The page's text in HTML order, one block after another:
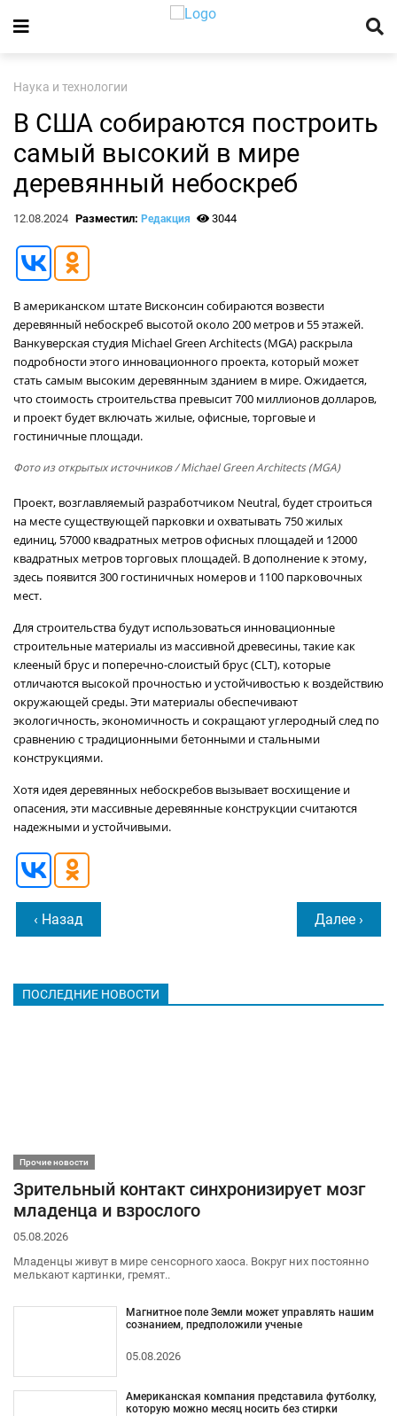
Наука и технологии
В США собираются построить
самый высокий в мире
деревянный небоскреб
12.08.2024 Разместил: Редакция 3044
В американском штате Висконсин собираются возвести
деревянный небоскреб высотой около 200 метров и 55 этажей.
Ванкуверская студия Michael Green Architects (MGA) раскрыла
подробности этого инновационного проекта, который может
стать самым высоким деревянным зданием в мире. Ожидается,
что стоимость строительства превысит 700 миллионов долларов,
и проект будет включать жилые, офисные, торговые и
гостиничные площади.
Фото из открытых источников/ Michael Green Architects (MGA)
Проект, возглавляемый разработчиком Neutral, будет строиться
на месте существующей парковки и охватывать 750 жилых
единиц, 57000 квадратных метров офисных площадей и 12000
квадратных метров торговых площадей. В дополнение к этому,
здесь появится 300 гостиничных номеров и 1100 парковочных
мест.
Для строительства будут использоваться инновационные
строительные материалы из массивной древесины, такие как
клееный брус и поперечно-слоистый брус (CLT), которые
отличаются высокой прочностью и устойчивостью к воздействию
окружающей среды. Эти материалы обеспечивают
экологичность, экономичность и сокращают углеродный след по
сравнению с традиционными бетонными и стальными
конструкциями.
Хотя идея деревянных небоскребов вызывает восхищение и
опасения, эти массивные деревянные конструкции считаются
надежными и устойчивыми.
‹ Назад Далее ›
ПОСЛЕДНИЕ НОВОСТИ
Прочие новости
Зрительный контакт синхронизирует мозг
младенца и взрослого
05.08.2026
Младенцы живут в мире сенсорного хаоса. Вокруг них постоянно
мелькают картинки, гремят..
Магнитное поле Земли может управлять нашим
сознанием, предположили ученые
05.08.2026
Американская компания представила футболку,
которую можно месяц носить без стирки